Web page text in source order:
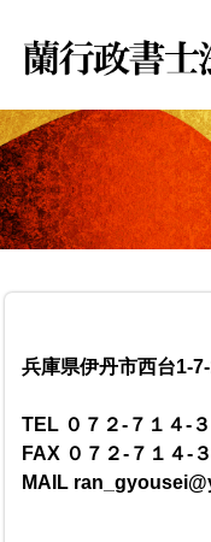
兵庫県伊丹市西台1-
TEL ０７２-７１４-
FAX ０７２-７１４-
MAIL